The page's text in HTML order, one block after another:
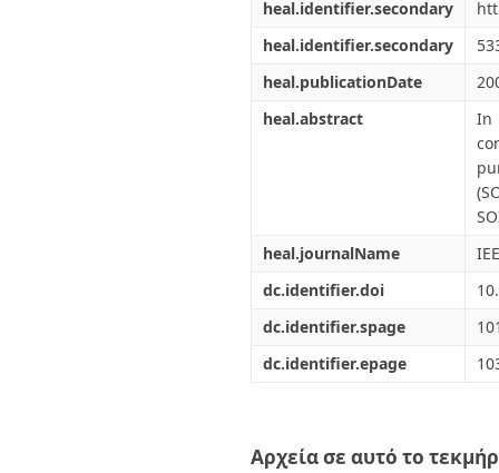
heal.identifier.secondary
heal.identifier.secondary
heal.publicationDate
heal.abstract
In
heal.journalName
dc.identifier.doi
dc.identifier.spage
dc.identifier.epage
Αρχεία σε αυτό το